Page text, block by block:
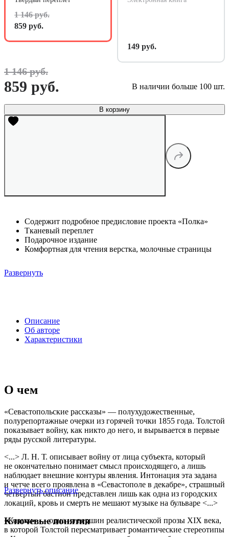
1 146 руб.
859 руб.
149 руб.
1 146 руб.
859 руб. В наличии больше 100 шт.
В корзину
Содержит подробное предисловие проекта «Полка»
Тканевый переплет
Подарочное издание
Комфортная для чтения верстка, молочные страницы
Развернуть
Описание
Об авторе
Характеристики
О чем
«Севастопольские рассказы» — полухудожественные,
полурепортажные очерки из горячей точки 1855 года. Толстой
показывает войну, как никто до него, и вырывается в первые
ряды русской литературы.
<...> Л. Н. Т. описывает войну от лица субъекта, который
не окончательно понимает смысл происходящего, а лишь
наблюдает внешние контуры явления. Интонация эта задана
и четче всего проявлена в «Севастополе в декабре», страшный
четвертый бастион представлен лишь как одна из городских
локаций, кровь и смерть не мешают музыке на бульваре <...>
«Казаки» — одна из вершин реалистической прозы XIX века,
в которой Толстой пересматривает романтические стереотипы
Развернуть описание
Ключевые понятия